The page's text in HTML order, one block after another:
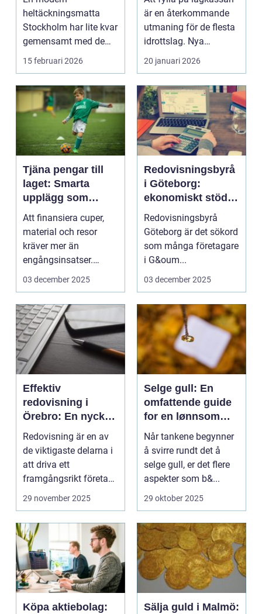
heltäckningsmatta
Stockholm har lite kvar
gemensamt med de
platta, trista varianter
15 februari 2026
är en återkommande
utmaning för de flesta
idrottslag. Nya
matchställ, cuper, ...
20 januari 2026
Tjäna pengar till
laget: Smarta
upplägg som
håller i längden
Att finansiera cuper,
material och resor
kräver mer än
engångsinsatser.
Många ...
03 december 2025
Redovisningsbyrå
i Göteborg:
ekonomiskt stöd
för ditt företag
Redovisningsbyrå
Göteborg är det sökord
som många företagare
i G&oum...
03 december 2025
Effektiv
redovisning i
Örebro: En nyckel
till framgång
Redovisning är en av
de viktigaste delarna i
att driva ett
framgångsrikt företag.
I ...
29 november 2025
Selge gull: En
omfattende guide
for en lønnsom
transaksjon
Når tankene begynner
å svirre rundt det å
selge gull, er det flere
aspekter som b&...
29 oktober 2025
Köpa aktiebolag:
Sälja guld i Malmö: